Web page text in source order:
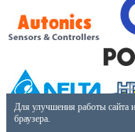
Разработано:СКБ-44
Телефон: +7 (3412) 24-
Для улучшения работы сайта
браузера.